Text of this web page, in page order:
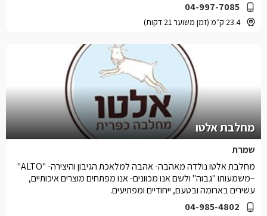
04-997-7085
23.4 ק״מ (זמן משוער 21 דקות)
מחלבת אלטו
שמרת
04-985-4802
מחלבת אלטו נולדה מאהבה- אהבה למלאכת הגיבון והיצירה- "ALTO"
–משמעותו "גבוה" ולשם אנו מכוונים- אנו מפתחים מוצרים איכותיים,
עשירים בארומה ובטעם, ייחודיים ומפתיעים.